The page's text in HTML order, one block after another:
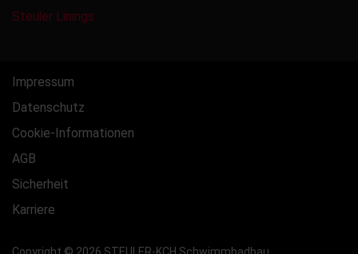
Steuler Linings
Impressum
Datenschutz
Cookie-Informationen
AGB
Sicherheit
Karriere